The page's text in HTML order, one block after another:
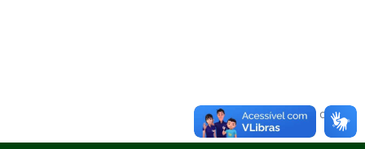
Voltar para o topo